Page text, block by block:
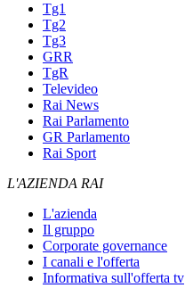
Tg1
Tg2
Tg3
GRR
TgR
Televideo
Rai News
Rai Parlamento
GR Parlamento
Rai Sport
L'AZIENDA RAI
L'azienda
Il gruppo
Corporate governance
I canali e l'offerta
Informativa sull'offerta tv